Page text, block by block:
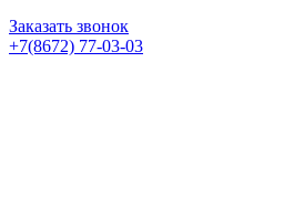
Заказать звонок
+7(8672) 77-03-03